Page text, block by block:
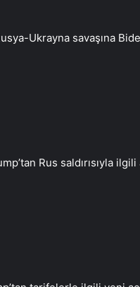
Ukrayna savaşına
Rus saldırısıyla ilgili